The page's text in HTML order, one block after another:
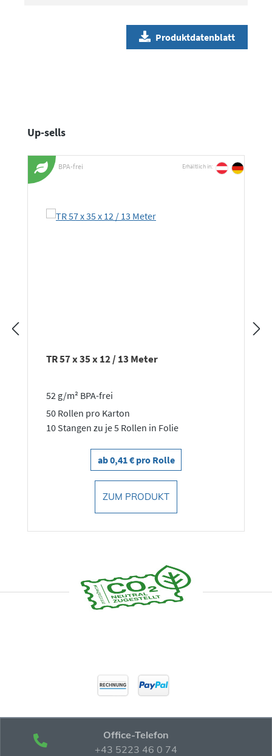
Produktdatenblatt
Produktgalerie überspringen
Up-sells
BPA-frei Erhältlich in:
TR 57 x 35 x 12 / 13 Meter
52 g/m² BPA-frei
50 Rollen pro Karton
10 Stangen zu je 5 Rollen in Folie
ab 0,41 € pro Rolle
ZUM PRODUKT
Office-Telefon
+43 5223 46 0 74